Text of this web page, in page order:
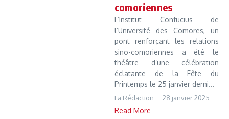
comoriennes
L’Institut Confucius de
l’Université des Comores, un
pont renforçant les relations
sino-comoriennes a été le
théâtre d’une célébration
éclatante de la Fête du
Printemps le 25 janvier derni...
La Rédaction 28 janvier 2025
Read More